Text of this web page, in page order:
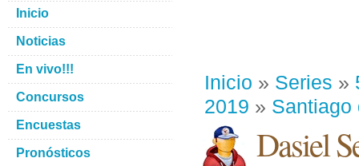
Inicio » Series »
2019 » Santiago
Dasiel
Inicio
Noticias
En vivo!!!
Concursos
Encuestas
Pronósticos